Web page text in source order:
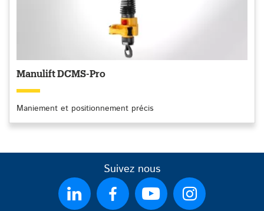
Manulift DCMS-Pro
Maniement et positionnement précis
Suivez nous